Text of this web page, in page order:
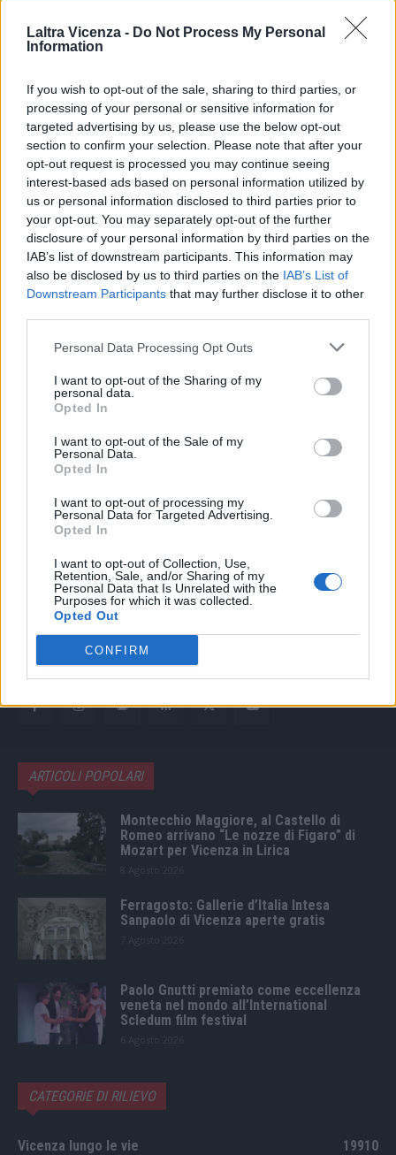
Laltra Vicenza - Do Not Process My Personal
Information
If you wish to opt-out of the sale, sharing to third parties, or
processing of your personal or sensitive information for
targeted advertising by us, please use the below opt-out
section to confirm your selection. Please note that after your
opt-out request is processed you may continue seeing
interest-based ads based on personal information utilized by
us or personal information disclosed to third parties prior to
your opt-out. You may separately opt-out of the further
disclosure of your personal information by third parties on the
IAB’s list of downstream participants. This information may
also be disclosed by us to third parties on the IAB’s List of
Downstream Participants that may further disclose it to other
Personal Data Processing Opt Outs
I want to opt-out of the Sharing of my
personal data.
Opted In
I want to opt-out of the Sale of my
Personal Data.
Opted In
I want to opt-out of processing my
Personal Data for Targeted Advertising.
Opted In
I want to opt-out of Collection, Use,
Retention, Sale, and/or Sharing of my
Personal Data that Is Unrelated with the
Purposes for which it was collected.
Opted Out
CONFIRM
Paolo Gnutti premiato come eccellenza
veneta nel mondo all’International
Berici in Festival 2026: a Lonigo “Little
Italy, sulla strada del sogno”
5 Agosto 2026
“Teatro in casa”: il 5 agosto il primo
spettacolo a Marano Vicentino con Maria
Celeste Carobene
4 Agosto 2026
Salotti Urbani 2026 al Bixio di Vicenza:
agosto inizia con libri, poesie e musica
Quotidiano web del bello e sul buono di Vicenza e dintorni
Redazione
redazione@laltravicenza.it
Pubblicità
laltravicenza@laltravicenza.it
Amministrazione
elas@editoriale-elas.org
ARTICOLI POPOLARI
Montecchio Maggiore, al Castello di
Romeo arrivano “Le nozze di Figaro” di
Mozart per Vicenza in Lirica
Ferragosto: Gallerie d’Italia Intesa
Sanpaolo di Vicenza aperte gratis
Paolo Gnutti premiato come eccellenza
veneta nel mondo all’International
Scledum film festival
CATEGORIE DI RILIEVO
Vicenza lungo le vie 19910